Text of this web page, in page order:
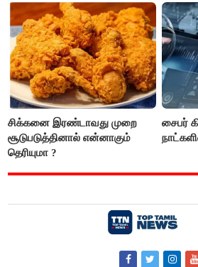
சிக்கனை இரண்டாவது முறை
சூடுபடுத்தினால் என்னாகும்
தெரியுமா ?
சைபர்